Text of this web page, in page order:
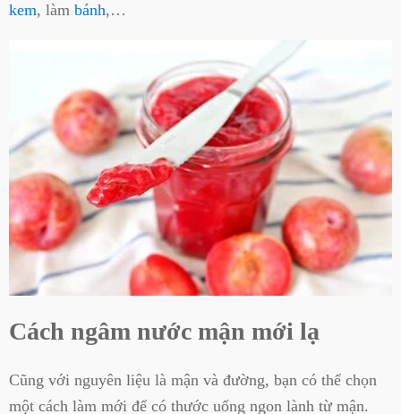
kem, làm bánh,…
Cách ngâm nước mận mới lạ
Cũng với nguyên liệu là mận và đường, bạn có thể chọn
một cách làm mới để có thước uống ngon lành từ mận.